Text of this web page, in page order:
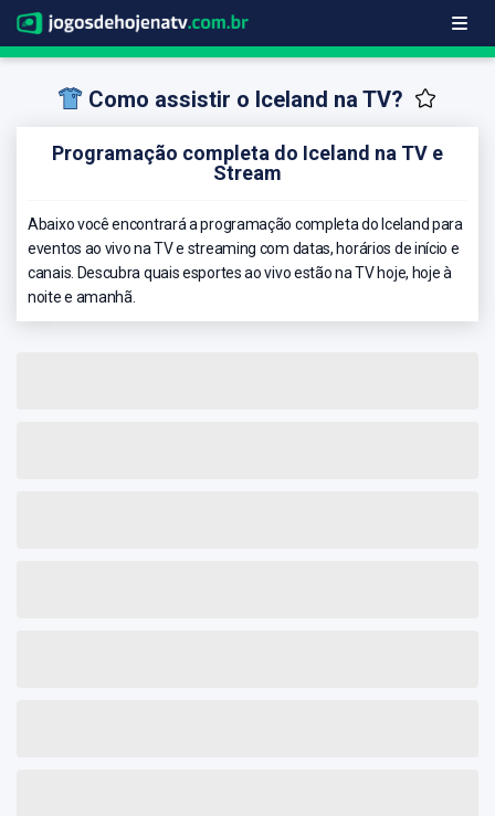
Como assistir o Iceland na TV?
Programação completa do Iceland na TV e
Stream
Abaixo você encontrará a programação completa do Iceland para
eventos ao vivo na TV e streaming com datas, horários de início e
canais. Descubra quais esportes ao vivo estão na TV hoje, hoje à
noite e amanhã.